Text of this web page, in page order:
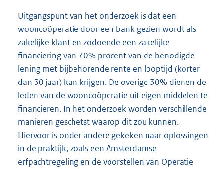
Uitgangspunt van het onderzoek is dat een
wooncoöperatie door een bank gezien wordt als
zakelijke klant en zodoende een zakelijke
financiering van 70% procent van de benodigde
lening met bijbehorende rente en looptijd (korter
dan 30 jaar) kan krijgen. De overige 30% dienen de
leden van de wooncoöperatie uit eigen middelen te
financieren. In het onderzoek worden verschillende
manieren geschetst waarop dit zou kunnen.
Hiervoor is onder andere gekeken naar oplossingen
in de praktijk, zoals een Amsterdamse
erfpachtregeling en de voorstellen van Operatie